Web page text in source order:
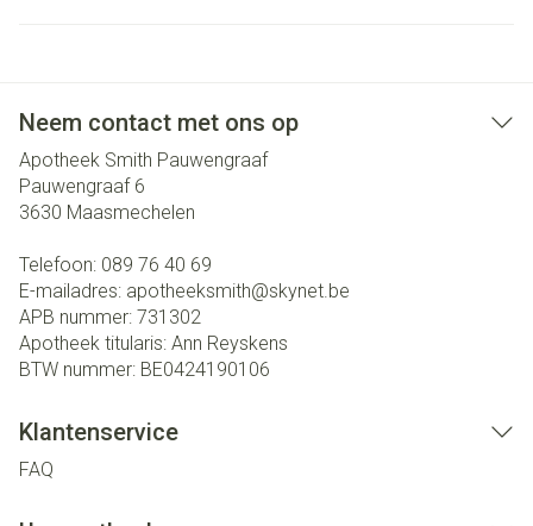
Neem contact met ons op
Apotheek Smith Pauwengraaf
Pauwengraaf 6
3630 Maasmechelen
Telefoon: 089 76 40 69
E-mailadres: apotheeksmith@skynet.be
APB nummer: 731302
Apotheek titularis: Ann Reyskens
BTW nummer: BE0424190106
Klantenservice
FAQ